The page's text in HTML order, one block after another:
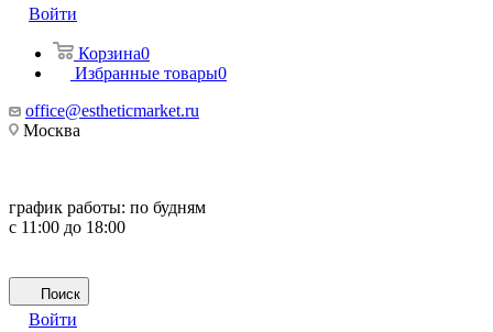
Войти
Корзина0
Избранные товары0
office@estheticmarket.ru
Москва
график работы: по будням
с 11:00 до 18:00
Поиск
Войти